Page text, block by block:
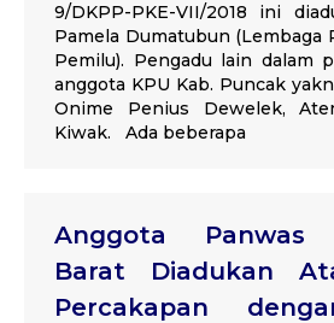
9/DKPP-PKE-VII/2018 ini
Pamela Dumatubun (Lembaga
Pemilu). Pengadu lain dalam
anggota KPU Kab. Puncak
Onime Penius Dewelek,
Kiwak. Ada beberapa
Anggota Panwas
Barat Diadukan
Percakapan